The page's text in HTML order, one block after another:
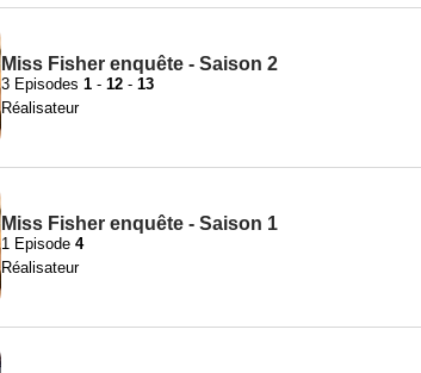
Miss Fisher enquête - Saison 2
3 Episodes 1 - 12 - 13
Réalisateur
Miss Fisher enquête - Saison 1
1 Episode 4
Réalisateur